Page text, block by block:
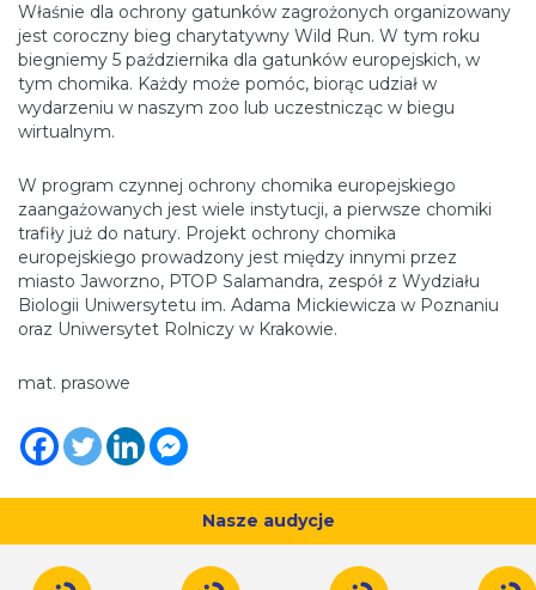
Właśnie dla ochrony gatunków zagrożonych organizowany
jest coroczny bieg charytatywny Wild Run. W tym roku
biegniemy 5 października dla gatunków europejskich, w
tym chomika. Każdy może pomóc, biorąc udział w
wydarzeniu w naszym zoo lub uczestnicząc w biegu
wirtualnym.
W program czynnej ochrony chomika europejskiego
zaangażowanych jest wiele instytucji, a pierwsze chomiki
trafiły już do natury. Projekt ochrony chomika
europejskiego prowadzony jest między innymi przez
miasto Jaworzno, PTOP Salamandra, zespół z Wydziału
Biologii Uniwersytetu im. Adama Mickiewicza w Poznaniu
oraz Uniwersytet Rolniczy w Krakowie.
mat. prasowe
Nasze audycje